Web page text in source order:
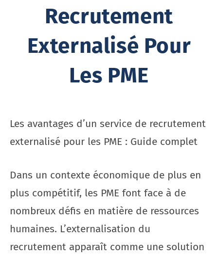
Recrutement
Externalisé Pour
Les PME
Les avantages d’un service de recrutement
externalisé pour les PME : Guide complet
Dans un contexte économique de plus en
plus compétitif, les PME font face à de
nombreux défis en matière de ressources
humaines. L’externalisation du
recrutement apparaît comme une solution